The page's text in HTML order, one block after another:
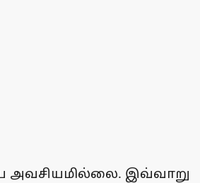
அவசியமில்லை. இவ்வாறு